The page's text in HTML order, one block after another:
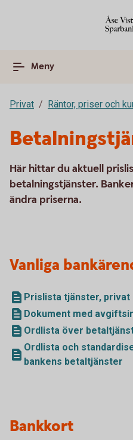
Meny
Privat Räntor, priser och
Här hittar du aktuell
betalningstjänster.
ändra priserna.
Vanliga
Prislista tjänster, privat
Dokument med
Ordlista över
Ordlista och
bankens betaltjänster
Bankkort